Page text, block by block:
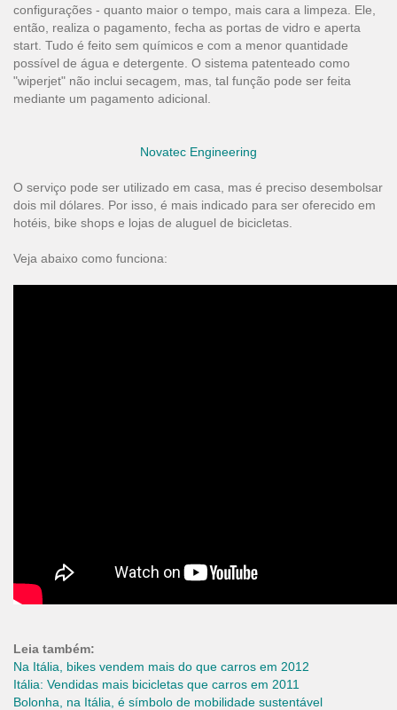
configurações - quanto maior o tempo, mais cara a limpeza. Ele,
então, realiza o pagamento, fecha as portas de vidro e aperta
start. Tudo é feito sem químicos e com a menor quantidade
possível de água e detergente. O sistema patenteado como
"wiperjet" não inclui secagem, mas, tal função pode ser feita
mediante um pagamento adicional.
Novatec Engineering
O serviço pode ser utilizado em casa, mas é preciso desembolsar
dois mil dólares. Por isso, é mais indicado para ser oferecido em
hotéis, bike shops e lojas de aluguel de bicicletas.
Veja abaixo como funciona:
Leia também:
Na Itália, bikes vendem mais do que carros em 2012
Itália: Vendidas mais bicicletas que carros em 2011
Bolonha, na Itália, é símbolo de mobilidade sustentável